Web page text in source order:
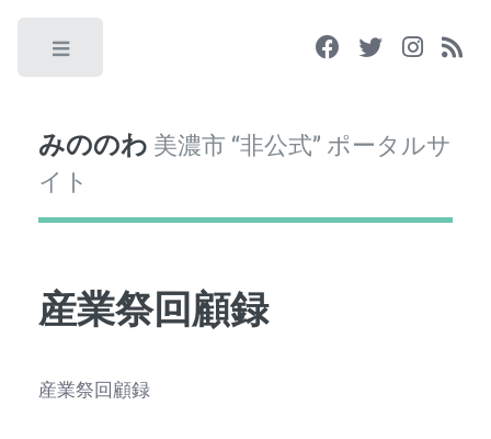
みののわ 美濃市 “非公式” ポータルサ
イト
産業祭回顧録
産業祭回顧録
Toggle